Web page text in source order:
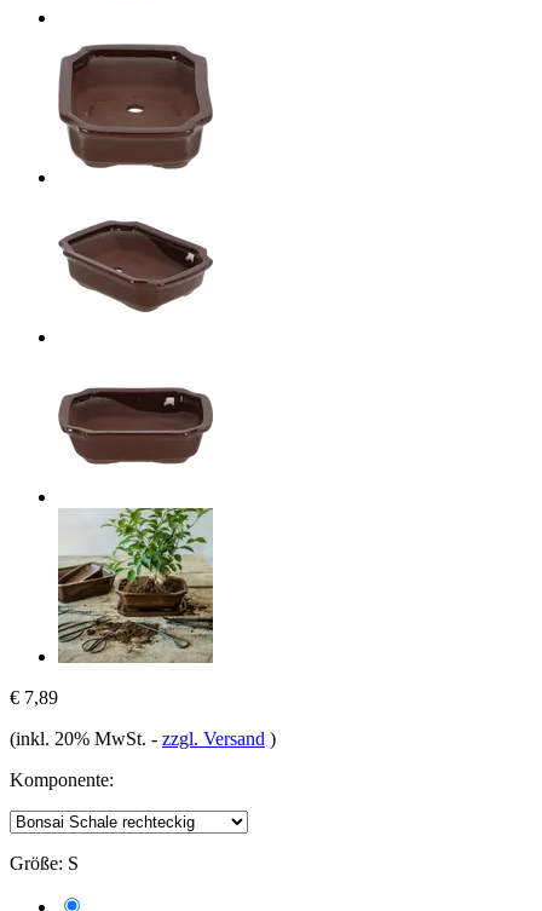
€ 7,89
(inkl. 20% MwSt. - zzgl. Versand )
Komponente:
Größe: S